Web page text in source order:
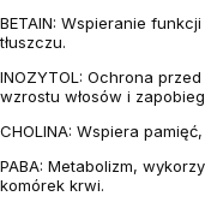
BETAIN: Wspieranie
tłuszczu.
INOZYTOL: Ochrona
wzrostu włosów i
CHOLINA: Wspiera
PABA: Metabolizm,
komórek krwi.